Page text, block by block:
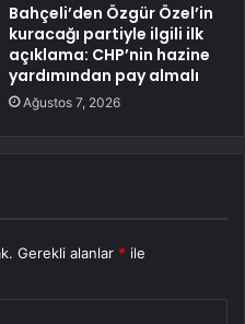
Bahçeli’den Özgür Özel’in
kuracağı partiyle ilgili ilk
açıklama: CHP’nin hazine
yardımından pay almalı
Ağustos 7, 2026
Gerekli alanlar * ile